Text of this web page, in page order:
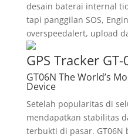
desain baterai internal
tapi panggilan SOS,
overspeedalert, upload
GPS Tracker GT-
GT06N The World’s
Device
Setelah popularitas di
mendapatkan stabilitas
terbukti di pasar.